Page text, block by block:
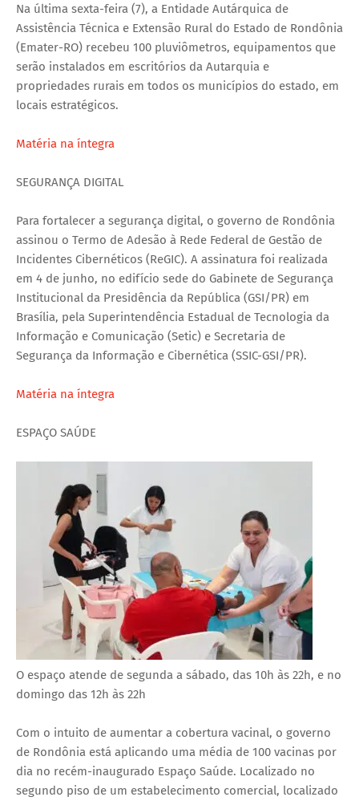
Na última sexta-feira (7), a Entidade Autárquica de
Assistência Técnica e Extensão Rural do Estado de Rondônia
(Emater-RO) recebeu 100 pluviômetros, equipamentos que
serão instalados em escritórios da Autarquia e
propriedades rurais em todos os municípios do estado, em
locais estratégicos.
Matéria na íntegra
SEGURANÇA DIGITAL
Para fortalecer a segurança digital, o governo de Rondônia
assinou o Termo de Adesão à Rede Federal de Gestão de
Incidentes Cibernéticos (ReGIC). A assinatura foi realizada
em 4 de junho, no edifício sede do Gabinete de Segurança
Institucional da Presidência da República (GSI/PR) em
Brasília, pela Superintendência Estadual de Tecnologia da
Informação e Comunicação (Setic) e Secretaria de
Segurança da Informação e Cibernética (SSIC-GSI/PR).
Matéria na íntegra
ESPAÇO SAÚDE
O espaço atende de segunda a sábado, das 10h às 22h, e no
domingo das 12h às 22h
Com o intuito de aumentar a cobertura vacinal, o governo
de Rondônia está aplicando uma média de 100 vacinas por
dia no recém-inaugurado Espaço Saúde. Localizado no
segundo piso de um estabelecimento comercial, localizado